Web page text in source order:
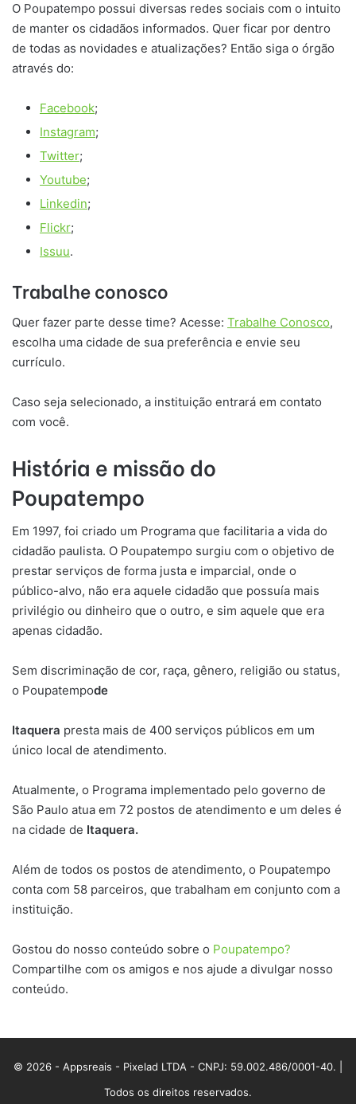
O Poupatempo possui diversas redes sociais com o intuito
de manter os cidadãos informados. Quer ficar por dentro
de todas as novidades e atualizações? Então siga o órgão
através do:
Facebook;
Instagram;
Twitter;
Youtube;
Linkedin;
Flickr;
Issuu.
Trabalhe conosco
Quer fazer parte desse time? Acesse: Trabalhe Conosco,
escolha uma cidade de sua preferência e envie seu
currículo.
Caso seja selecionado, a instituição entrará em contato
com você.
História e missão do
Poupatempo
Em 1997, foi criado um Programa que facilitaria a vida do
cidadão paulista. O Poupatempo surgiu com o objetivo de
prestar serviços de forma justa e imparcial, onde o
público-alvo, não era aquele cidadão que possuía mais
privilégio ou dinheiro que o outro, e sim aquele que era
apenas cidadão.
Sem discriminação de cor, raça, gênero, religião ou status,
o Poupatempode
Itaquera presta mais de 400 serviços públicos em um
único local de atendimento.
Atualmente, o Programa implementado pelo governo de
São Paulo atua em 72 postos de atendimento e um deles é
na cidade de Itaquera.
Além de todos os postos de atendimento, o Poupatempo
conta com 58 parceiros, que trabalham em conjunto com a
instituição.
Gostou do nosso conteúdo sobre o Poupatempo?
Compartilhe com os amigos e nos ajude a divulgar nosso
conteúdo.
© 2026 - Appsreais - Pixelad LTDA - CNPJ: 59.002.486/0001-40. |
Todos os direitos reservados.